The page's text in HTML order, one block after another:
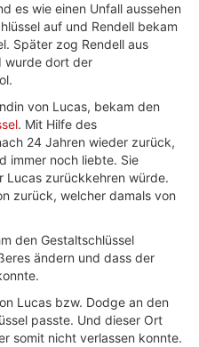
es wie einen Unfall aussehen
auf und Rendell bekam
Später zog Rendell aus
wurde dort der
von Lucas, bekam den
. Mit Hilfe des
24 Jahren wieder zurück,
immer noch liebte. Sie
Lucas zurückkehren würde.
zurück, welcher damals von
den Gestaltschlüssel
ändern und dass der
Lucas bzw. Dodge an den
passte. Und dieser Ort
somit nicht verlassen konnte.